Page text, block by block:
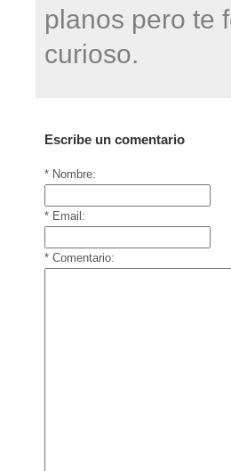
planos pero te
curioso.
Escribe un comentario
* Nombre:
* Email:
* Comentario: